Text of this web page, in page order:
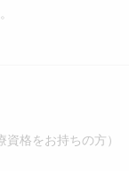
格をお持ちの方）